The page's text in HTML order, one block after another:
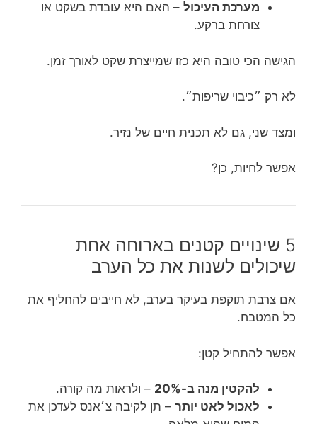
מערכת העיכול – האם היא עובדת בשקט או
צורחת ברקע.
הגישה הכי טובה היא כזו שמייצרת שקט לאורך זמן.
לא רק ״כיבוי שריפות״.
ומצד שני, גם לא תכנית חיים של נזיר.
אפשר לחיות, כן?
5 שינויים קטנים בארוחה אחת
שיכולים לשנות את כל הערב
אם צרבת תוקפת בעיקר בערב, לא חייבים להחליף את
כל המטבח.
אפשר להתחיל קטן:
להקטין מנה ב-20%
– ולראות מה קורה.
לאכול לאט יותר – תן לקיבה צ׳אנס לעדכן את